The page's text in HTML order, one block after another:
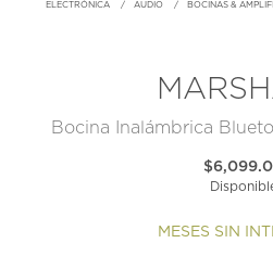
ELECTRÓNICA AUDIO BOCINAS &
Bocina Inalámbrica
MESES SIN